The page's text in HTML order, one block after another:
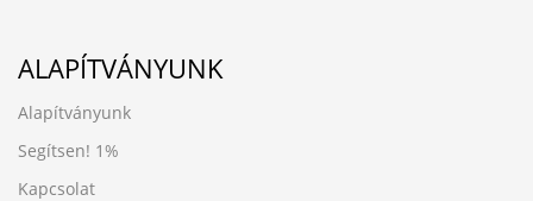
ALAPÍTVÁNYUNK
Alapítványunk
Segítsen! 1%
Kapcsolat